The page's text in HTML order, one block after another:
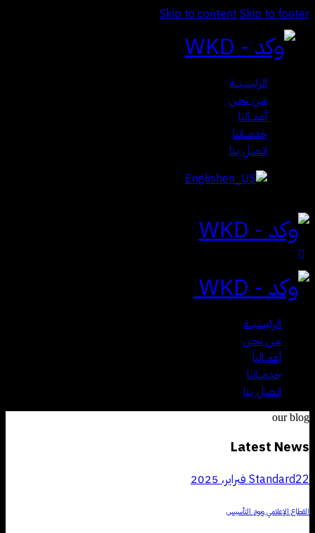
Skip to contentSkip to footer
الرئيسيـــة
مـن نحـن
أعمــالنا
خدمـــاتنا
اتـصـل بـنا
English
الرئيسيـــة
مـن نحـن
أعمــالنا
خدمـــاتنا
اتـصـل بـنا
our blog
Latest News
Standard22 فبراير، 2025
القطاع الإعلامي ويوم التأسيس